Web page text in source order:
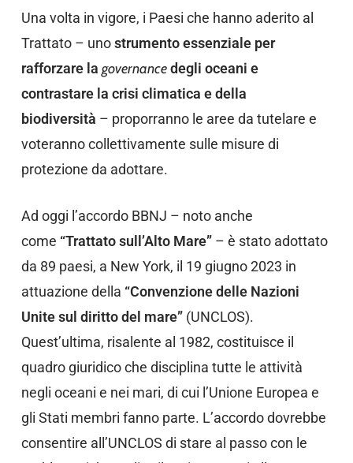
Una volta in vigore, i Paesi che hanno aderito al
Trattato – unostrumento essenziale per
rafforzare la governancedegli oceani e
contrastare la crisi climatica e della
biodiversità – proporranno le aree da tutelare e
voteranno collettivamente sulle misure di
protezione da adottare.
Ad oggi l’accordo BBNJ – noto anche
come “Trattato sull’Alto Mare”– è stato adottato
da 89 paesi, a New York, il 19 giugno 2023 in
attuazione della “Convenzione delle Nazioni
Unite sul diritto del mare” (UNCLOS).
Quest’ultima, risalente al 1982, costituisce il
quadro giuridico che disciplina tutte le attività
negli oceani e nei mari, di cui l’Unione Europea e
gli Stati membri fanno parte. L’accordo dovrebbe
consentire all’UNCLOS di stare al passo con le